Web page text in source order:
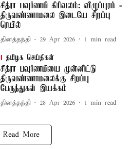
சித்ரா பவுர்ணமி கிரிவலம்: விழுப்புரம் -
திருவண்ணாமலை இடையே சிறப்பு
ரெயில்
தினத்தந்தி 29 Apr 2026 1 min read
தமிழக செய்திகள்
சித்ரா பவுர்ணமியை முன்னிட்டு
திருவண்ணாமலைக்கு சிறப்பு
பேருந்துகள் இயக்கம்
தினத்தந்தி 28 Apr 2026 1 min read
Read More